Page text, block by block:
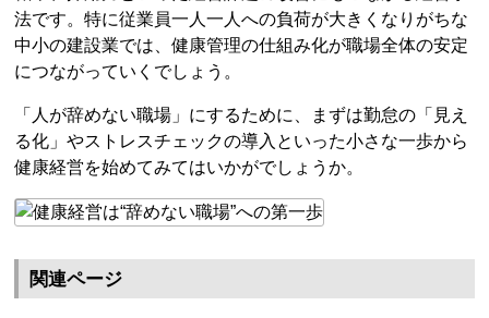
法です。特に従業員一人一人への負荷が大きくなりがちな
中小の建設業では、健康管理の仕組み化が職場全体の安定
につながっていくでしょう。
「人が辞めない職場」にするために、まずは勤怠の「見え
る化」やストレスチェックの導入といった小さな一歩から
健康経営を始めてみてはいかがでしょうか。
関連ページ